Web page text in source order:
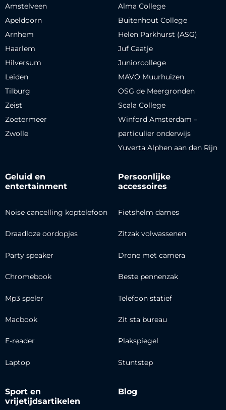
Amstelveen
Apeldoorn
Arnhem
Haarlem
Hilversum
Leiden
Tilburg
Zeist
Zoetermeer
Zwolle
Alma College
Buitenhout College
Helen Parkhurst (ASG)
Juf Caatje
Juniorcollege
MAVO Muurhuizen
OSG de Meergronden
Scala College
Winford Amsterdam –
particulier onderwijs
Yuverta Alphen aan den Rijn
Geluid en
entertainment
Noise cancelling koptelefoon
Draadloze oordopjes
Party speaker
Chromebook
Mp3 speler
Macbook
E-reader
Laptop
Persoonlijke
accessoires
Fietshelm dames
Zitzak volwassenen
Drone met camera
Beste pennenzak
Telefoon statief
Zit sta bureau
Plakspiegel
Stuntstep
Sport en
vrijetijdsartikelen
Blog